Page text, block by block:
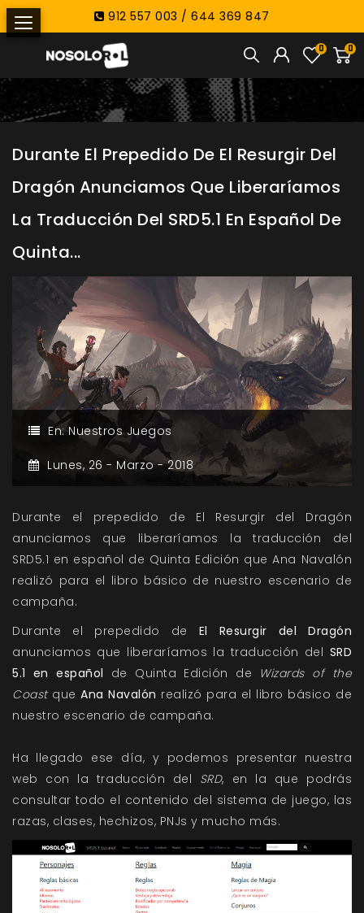
912 557 003 / 644 369 847
0
0
Durante El Prepedido De El Resurgir Del
Dragón Anunciamos Que Liberaríamos
La Traducción Del SRD5.1 En Español De
Quinta...
En:Nuestros Juegos
Lunes, 26 - Marzo -2018
Durante el prepedido de El Resurgir del Dragón
anunciamos que liberaríamos la traducción del
SRD5.1 en español de Quinta Edición que Ana Navalón
realizó para el libro básico de nuestro escenario de
campaña.
Durante el prepedido de El Resurgir del Dragón
anunciamos que liberaríamos la traducción del SRD
5.1 en español de Quinta Edición de Wizards of the
CoastqueAna Navalón realizó para el libro básico de
nuestro escenario de campaña.
Ha llegado ese día, y podemos presentar nuestra
web con la traducción del SRD, en la que podrás
consultar todo el contenido del sistema de juego, las
razas, clases, hechizos, PNJs y mucho más.